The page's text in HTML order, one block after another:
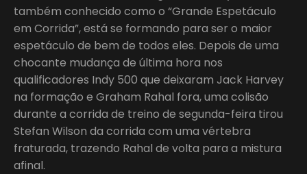
também conhecido como o “Grande Espetáculo
em Corrida”, está se formando para ser o maior
espetáculo de bem de todos eles. Depois de uma
chocante mudança de última hora nos
qualificadores Indy 500 que deixaram Jack Harvey
na formação e Graham Rahal fora, uma colisão
durante a corrida de treino de segunda-feira tirou
Stefan Wilson da corrida com uma vértebra
fraturada, trazendo Rahal de volta para a mistura
afinal.